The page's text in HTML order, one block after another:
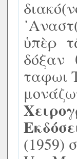
ὑπὲρ
δόξαν
ταφωι
(1959)